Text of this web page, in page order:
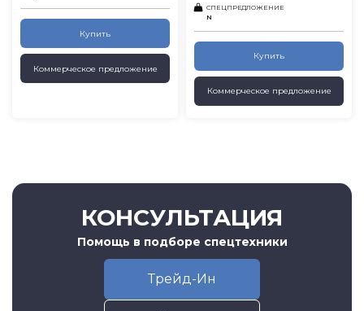
Купить
Коммерческое предложение
СПЕЦПРЕДЛОЖЕНИЕ
N
Купить
Коммерческое предложение
КОНСУЛЬТАЦИЯ
Помощь в подборе спецтехники
Трейд-Ин